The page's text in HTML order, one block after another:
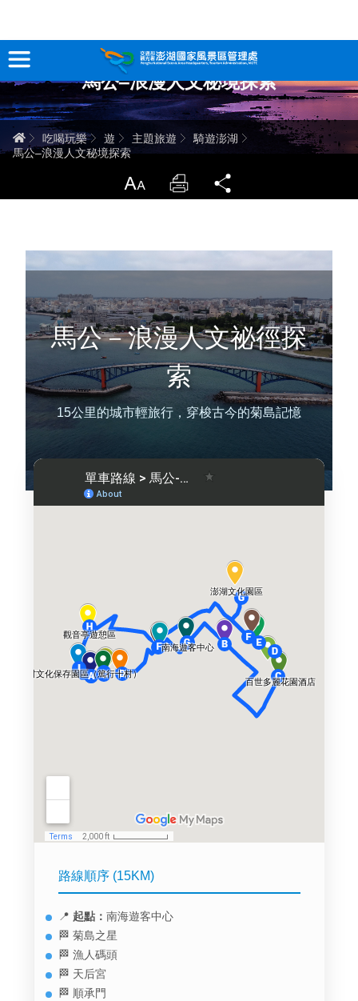
跳
到
主
要
內
容
訊息專區
關於澎湖
智慧觀光情報站
網站導覽 兒童版
環境教育網 行政資訊網
RSS 臉書粉絲團
首長信箱 English
日本語
馬公–浪漫人文秘境探索
首頁吃喝玩樂 遊 主題旅遊
騎遊澎湖
馬公–浪漫人文秘境探索
放大 列印
馬公－浪漫人文祕徑探
索
15公里的城市輕旅行，穿梭古今的菊島記憶
路線順序 (15KM)
📍 起點： 南海遊客中心
🏁 菊島之星
🏁 漁人碼頭
🏁 天后宮
🏁 順承門